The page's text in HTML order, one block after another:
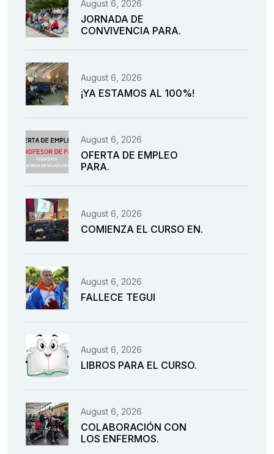
August 6, 2026
JORNADA DE
CONVIVENCIA PARA.
August 6, 2026
¡YA ESTAMOS AL 100%!
August 6, 2026
OFERTA DE EMPLEO
PARA.
August 6, 2026
COMIENZA EL CURSO EN.
August 6, 2026
FALLECE TEGUI
August 6, 2026
LIBROS PARA EL CURSO.
August 6, 2026
COLABORACIÓN CON
LOS ENFERMOS.